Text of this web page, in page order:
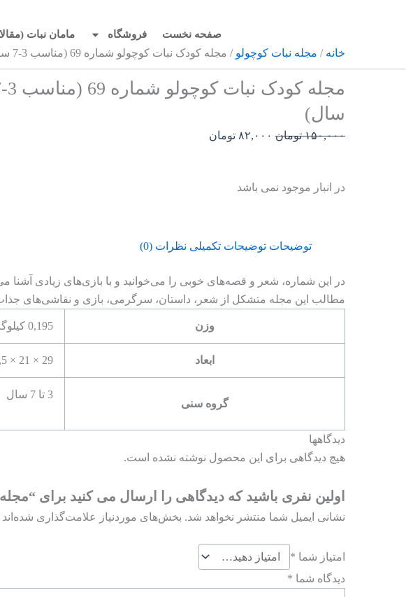
صفحه نخست فروشگاه مامان نبات
خانه / مجله نبات کوچولو / مجله کودک نبات کوچولو شماره 69 (مناسب 3-7 سال)
مجله
سال)
۱۵۰,۰۰۰ تومان قیمت
بود.
۸۲,۰۰۰ تومان
در انبار موجود نمی باشد
توضیحات توضیحات تکمیلی نظرات (0)
مطالب این مجله متشکل از شعر، داستان، سرگرمی، بازی و نقاشی‌های
وزن 0,195 کیلوگرم
ابعاد 29 × 21 × 0,5 سانتیمتر
گروه سنی
3 تا 7 سال
دیدگاهها
هیچ دیدگاهی برای این محصول نوشته نشده است.
اولین نفری باشید که دیدگاهی را ارسال می کنید برای “مجله کودک نبات
نشانی ایمیل شما منتشر نخواهد شد. بخش‌های موردنیاز علامت‌گذاری شده‌اند
امتیاز شما *
دیدگاه شما *